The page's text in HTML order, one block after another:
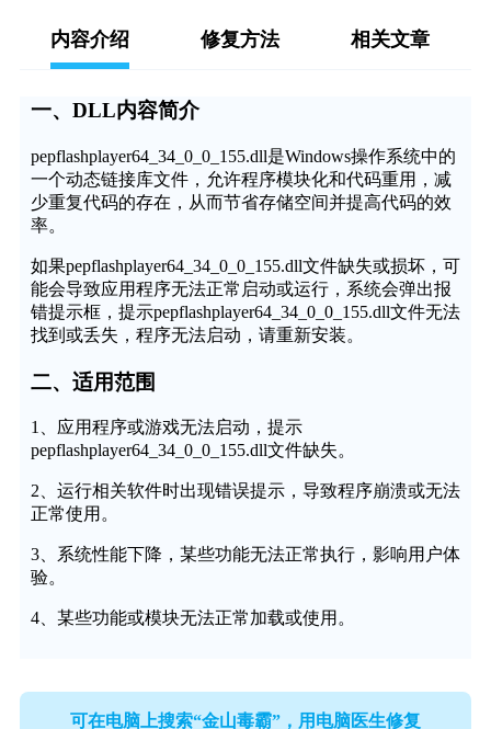
内容介绍 修复方法 相关文章
一、DLL内容简介
pepflashplayer64_34_0_0_155.dll是Windows操作系统中的
一个动态链接库文件，允许程序模块化和代码重用，减
少重复代码的存在，从而节省存储空间并提高代码的效
率。
如果pepflashplayer64_34_0_0_155.dll文件缺失或损坏，可
能会导致应用程序无法正常启动或运行，系统会弹出报
错提示框，提示pepflashplayer64_34_0_0_155.dll文件无法
找到或丢失，程序无法启动，请重新安装。
二、适用范围
1、应用程序或游戏无法启动，提示
pepflashplayer64_34_0_0_155.dll文件缺失。
2、运行相关软件时出现错误提示，导致程序崩溃或无法
正常使用。
3、系统性能下降，某些功能无法正常执行，影响用户体
验。
4、某些功能或模块无法正常加载或使用。
可在电脑上搜索“金山毒霸”，用电脑医生修复